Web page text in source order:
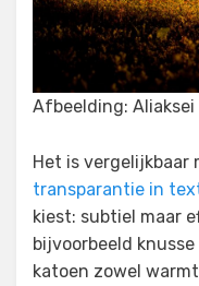
Afbeelding: Aliaksei
Het is vergelijkbaar
transparantie in
kiest: subtiel maar
bijvoorbeeld
katoen zowel